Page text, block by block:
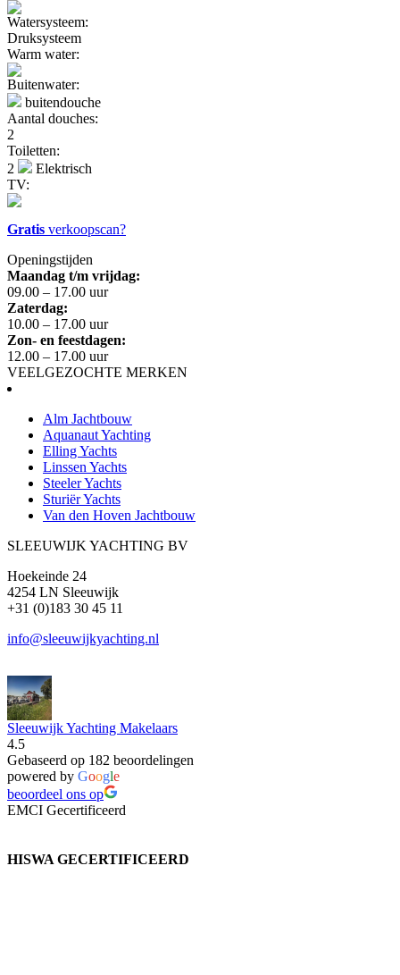
Watersysteem:
Druksysteem
Warm water:
Buitenwater:
buitendouche
Aantal douches:
2
Toiletten:
2
Elektrisch
TV:
Gratis verkoopscan?
Openingstijden
Maandag t/m vrijdag:
09.00 – 17.00 uur
Zaterdag:
10.00 – 17.00 uur
Zon- en feestdagen:
12.00 – 17.00 uur
VEELGEZOCHTE MERKEN
Alm Jachtbouw
Aquanaut Yachting
Elling Yachts
Linssen Yachts
Steeler Yachts
Sturiër Yachts
Van den Hoven Jachtbouw
SLEEUWIJK YACHTING BV
Hoekeinde 24
4254 LN Sleeuwijk
+31 (0)183 30 45 11
info@sleeuwijkyachting.nl
Sleeuwijk Yachting Makelaars
4.5
Gebaseerd op 182 beoordelingen
powered by Google
beoordeel ons op
EMCI Gecertificeerd
HISWA GECERTIFICEERD